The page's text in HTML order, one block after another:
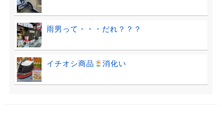
雨男って・・・だれ？？？
イチオシ商品 消化い